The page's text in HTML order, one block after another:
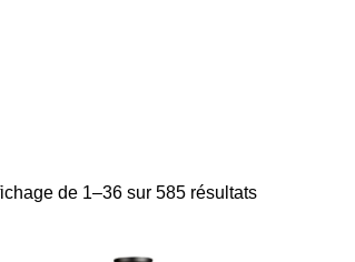
de 1–36 sur 585 résultats